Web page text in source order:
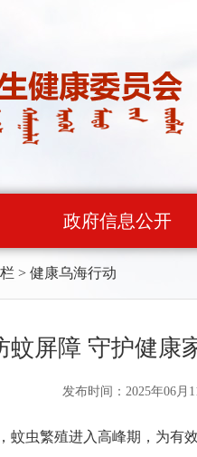
政府信息公开
> 健康乌海行动
蚊屏障 守护健
发布时间：2025年06月
蚊虫繁殖进入高峰期，为有